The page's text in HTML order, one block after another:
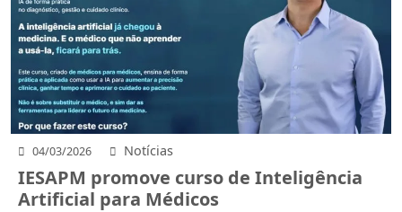
04/03/2026 Notícias
IESAPM promove curso de Inteligência
Artificial para Médicos